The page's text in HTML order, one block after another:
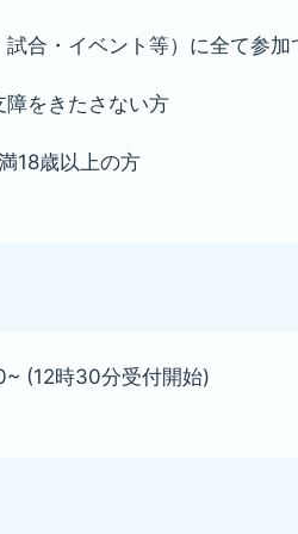
試合・イベント等）に全て参加
障をきたさない方
18歳以上の方
(12時30分受付開始)